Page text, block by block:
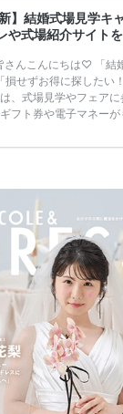
】結婚式場見学キ
や式場紹介サイト
さんこんにちは♡ 「結
「損せずお得に探したい
、式場見学やフェア
フト券や電子マネー
、比較せずに選ぶと
容：特典金額・条件・
お得？」「プラコレの
決します。 まずは診断
ング診断」か、体